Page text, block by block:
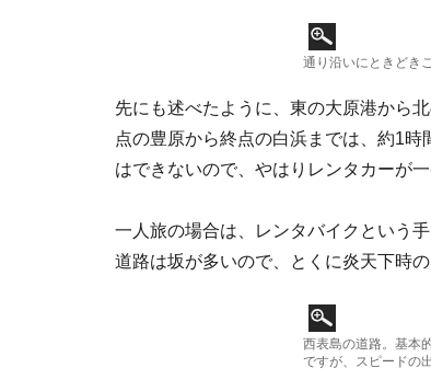
通り沿いにときどき
先にも述べたように、東の大原港から
点の豊原から終点の白浜までは、約1
はできないので、やはりレンタカーが一
一人旅の場合は、レンタバイクという
道路は坂が多いので、とくに炎天下時
西表島の道路。基本
ですが、スピードの